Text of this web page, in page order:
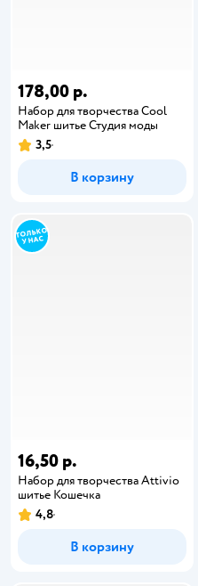
178,00 р.
Набор для творчества Cool
Maker шитье Студия моды
3,5
В корзину
16,50 р.
Набор для творчества Attivio
шитье Кошечка
4,8
В корзину